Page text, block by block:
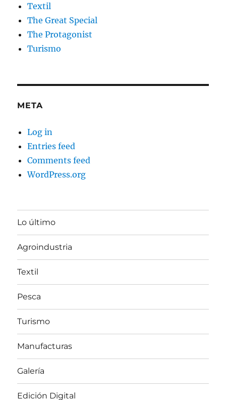
Textil
The Great Special
The Protagonist
Turismo
META
Log in
Entries feed
Comments feed
WordPress.org
Lo último
Agroindustria
Textil
Pesca
Turismo
Manufacturas
Galería
Edición Digital